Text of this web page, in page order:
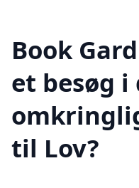
Book
et besøg i
til Lov?